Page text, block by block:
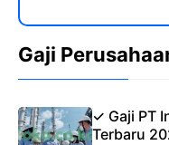
Gaji
✓ Gaji PT
Terbaru